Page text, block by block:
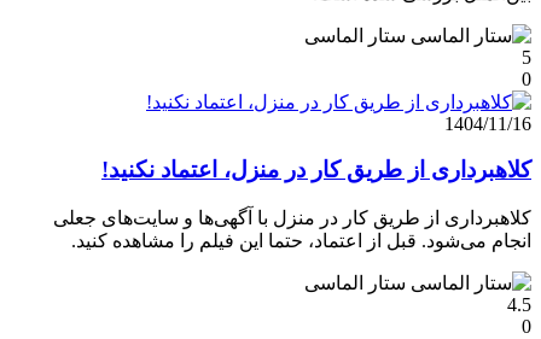
ستار الماسی
5
0
1404/11/16
کلاهبرداری از طریق کار در منزل، اعتماد نکنید!
کلاهبرداری از طریق کار در منزل با آگهی‌ها و سایت‌های جعلی
انجام می‌شود. قبل از اعتماد، حتما این فیلم را مشاهده کنید.
ستار الماسی
4.5
0